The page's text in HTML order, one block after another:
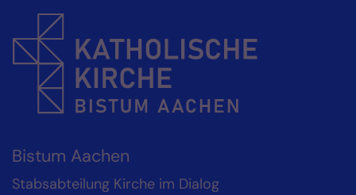
Bistum Aachen
Stabsabteilung Kirche im Dialog